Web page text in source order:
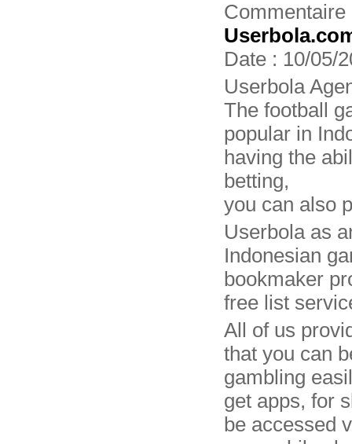
Commentaire
Date : 10/05/
Userbola
The football
popular in
having the
betting,
you can also
Userbola as
Indonesian
bookmaker
free list
All of us
that you can
gambling
get apps, for
be accessed